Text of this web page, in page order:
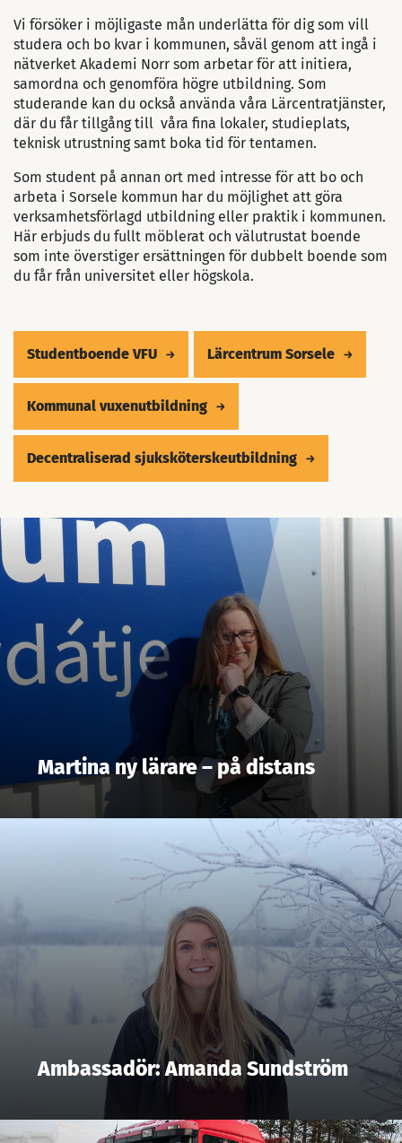
Vi försöker i möjligaste mån underlätta för dig som vill
studera och bo kvar i kommunen, såväl genom att ingå i
nätverket Akademi Norr som arbetar för att initiera,
samordna och genomföra högre utbildning. Som
studerande kan du också använda våra Lärcentratjänster,
där du får tillgång till våra fina lokaler, studieplats,
teknisk utrustning samt boka tid för tentamen.
Som student på annan ort med intresse för att bo och
arbeta i Sorsele kommun har du möjlighet att göra
verksamhetsförlagd utbildning eller praktik i kommunen.
Här erbjuds du fullt möblerat och välutrustat boende
som inte överstiger ersättningen för dubbelt boende som
du får från universitet eller högskola.
Studentboende VFU Lärcentrum Sorsele
Kommunal vuxenutbildning
Decentraliserad sjuksköterskeutbildning
Martina ny lärare – på distans
Ambassadör: Amanda Sundström